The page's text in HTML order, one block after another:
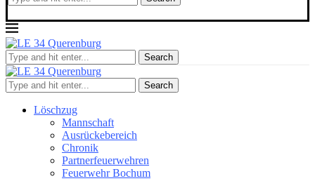
Search
Search
Löschzug
Mannschaft
Ausrückebereich
Chronik
Partnerfeuerwehren
Feuerwehr Bochum